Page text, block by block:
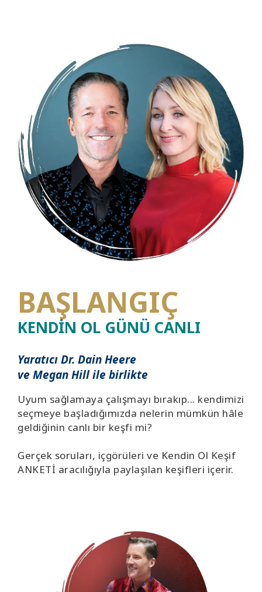
BAŞLANGIÇ
KENDİN OL GÜNÜ CANLI
Yaratıcı Dr. Dain Heere
ve Megan Hill ile birlikte
Uyum sağlamaya çalışmayı bırakıp... kendimizi
seçmeye başladığımızda nelerin mümkün hâle
geldiğinin canlı bir keşfi mi?
Gerçek soruları, içgörüleri ve Kendin Ol Keşif
ANKETİ aracılığıyla paylaşılan keşifleri içerir.